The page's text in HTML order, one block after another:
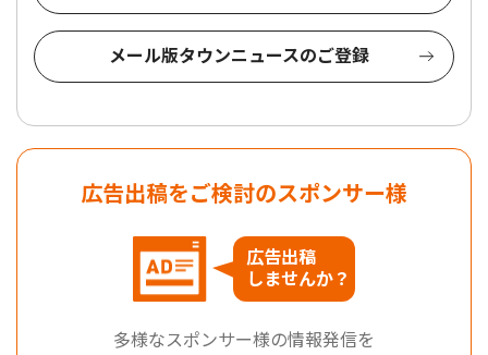
メール版タウンニュースのご登録
広告出稿をご検討のスポンサー様
広告出稿
しませんか？
多様なスポンサー様の情報発信を